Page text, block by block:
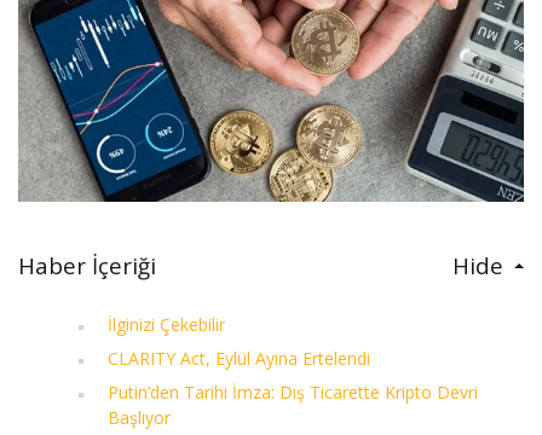
Haber İçeriği Hide
İlginizi Çekebilir
CLARITY Act, Eylül Ayına Ertelendi
Putin’den Tarihi İmza: Dış Ticarette Kripto Devri
Başlıyor